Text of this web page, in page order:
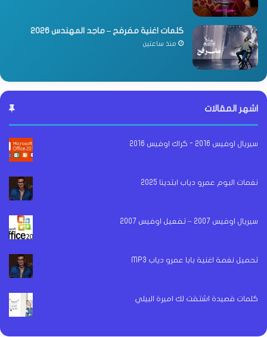
كلمات اغنية مفرفح – ماجد المهندس 2026
منذ ساعتين
اشهر المقالات
سيريال اوفيس 2016 - كراك اوفيس 2016
نغمات البوم عمرو دياب ابتدينا 2025
سيريال اوفيس 2007 – تفعيل اوفيس 2007
تحميل نغمة اغنية بابا عمرو دياب MP3
كلمات قصيدة اشتقت لك اميرة البيلي